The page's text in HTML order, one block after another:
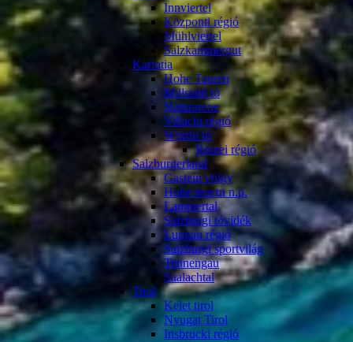
Innviertel
Központi régió
Mühlviertel
Salzkammergut
Karintia
Hohe Tauern
Millstatti tó
Naturarene
Villachi régió
Wörthi tó
Reutei régió
Salzburgerland
Gastein völgy
Hohe teuern n.p.
Lammertal
Salzburgi tóvidék
Lungau régió
Salzburgi sportvilág
Tennengau
Saalachtal
Tirol
Kelet tirol
Nyugat Tirol
Insbrucki régió